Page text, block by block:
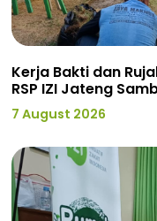
Kerja Bakti dan
RSP IZI Jateng
7 August 2026